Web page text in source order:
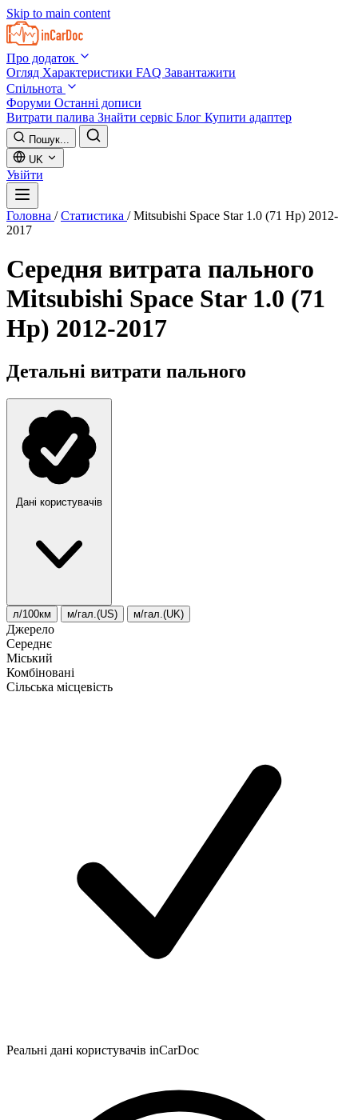
Skip to main content
Про додаток
Огляд Характеристики FAQ Завантажити
Спільнота
Форуми Останні дописи
Витрати палива Знайти сервіс Блог Купити адаптер
Пошук...
UK
Увійти
Головна / Статистика / Mitsubishi Space Star 1.0 (71 Hp) 2012-
2017
Середня витрата пального
Mitsubishi Space Star 1.0 (71
Hp) 2012-2017
Детальні витрати пального
Дані користувачів
л/100км м/гал.(US) м/гал.(UK)
Джерело
Середнє
Міський
Комбіновані
Сільська місцевість
Реальні дані користувачів inCarDoc